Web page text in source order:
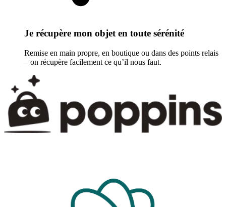
Je récupère mon objet en toute sérénité
Remise en main propre, en boutique ou dans des points relais
– on récupère facilement ce qu’il nous faut.